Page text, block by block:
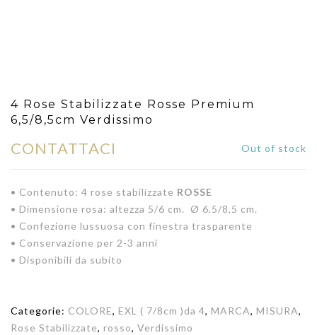
4 Rose Stabilizzate Rosse Premium
6,5/8,5cm Verdissimo
CONTATTACI Out of stock
• Contenuto: 4 rose stabilizzate ROSSE
• Dimensione rosa: altezza 5/6 cm. Ø 6,5/8,5 cm.
• Confezione lussuosa con finestra trasparente
• Conservazione per 2-3 anni
• Disponibili da subito
Categorie: COLORE, EXL ( 7/8cm )da 4, MARCA, MISURA,
Rose Stabilizzate, rosso, Verdissimo